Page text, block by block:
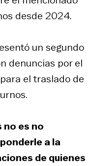
desde 2024.
un segundo
denuncias por el
el traslado de
es no
a la
de quienes